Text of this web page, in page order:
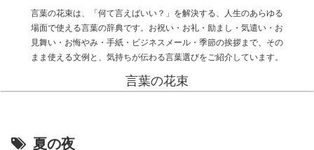
言葉の花束は、「何て言えばいい？」を解決する、人生のあらゆる
場面で使える言葉の辞典です。お祝い・お礼・励まし・気遣い・お
見舞い・お悔やみ・手紙・ビジネスメール・季節の挨拶まで、その
まま使える文例と、気持ちが伝わる言葉選びをご紹介しています。
言葉の花束
夏の夜